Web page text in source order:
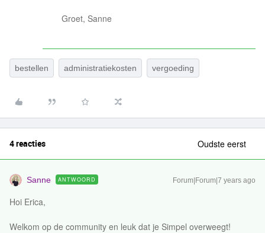
Groet, Sanne
bestellen administratiekosten vergoeding
4 reacties Oudste eerst
Sanne ANTWOORD Forum|Forum|7 years ago
Hoi Erica,
Welkom op de community en leuk dat je Simpel overweegt!